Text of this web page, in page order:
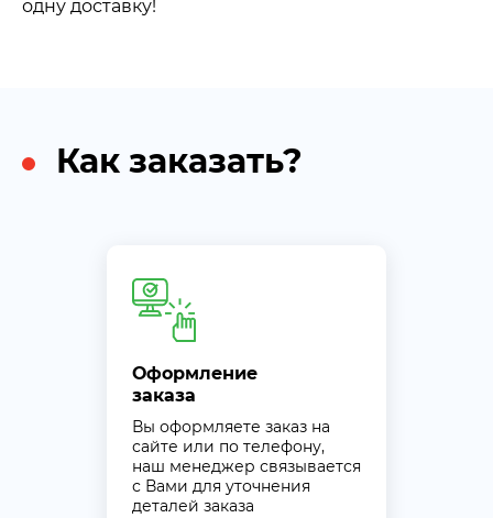
одну доставку!
Как заказать?
Оформление
заказа
Вы оформляете заказ на
сайте или по телефону,
наш менеджер связывается
с Вами для уточнения
деталей заказа